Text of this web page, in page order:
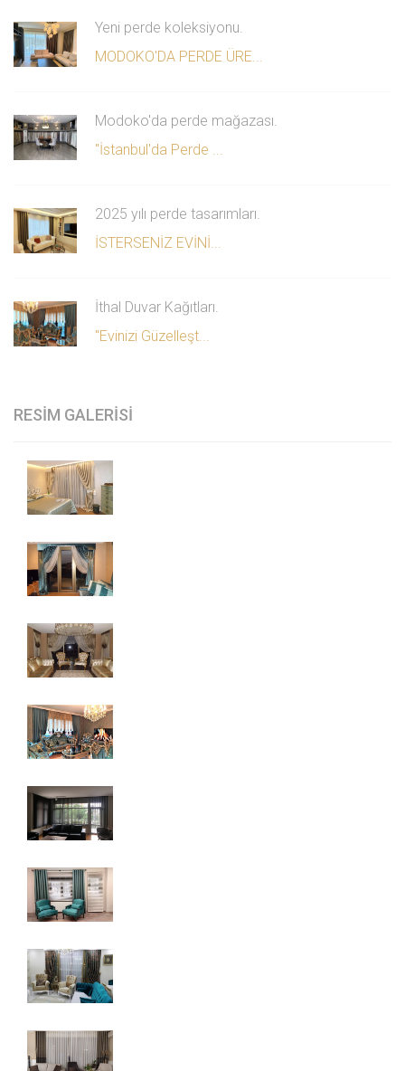
Yeni perde koleksiyonu.
MODOKO'DA PERDE ÜRE...
Modoko'da perde mağazası.
"İstanbul'da Perde ...
2025 yılı perde tasarımları.
İSTERSENİZ EVİNİ...
İthal Duvar Kağıtları.
"Evinizi Güzelleşt...
RESİM GALERİSİ